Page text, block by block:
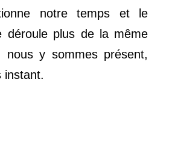
notre temps et le
déroule plus de la même
nous y sommes présent,
instant.